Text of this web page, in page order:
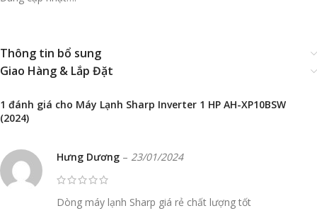
Thông tin bổ sung
Giao Hàng & Lắp Đặt
1 đánh giá cho Máy Lạnh Sharp Inverter 1 HP AH-XP10BSW
(2024)
Hưng Dương – 23/01/2024
Dòng máy lạnh Sharp giá rẻ chất lượng tốt